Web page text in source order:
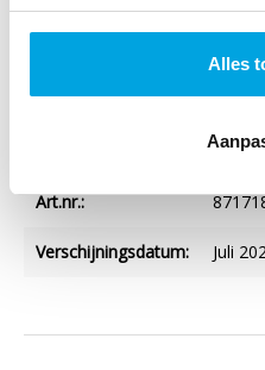
Alles
Kijkwijzer:
CD/
Art.nr.:
Verschijningsdatum: Juli